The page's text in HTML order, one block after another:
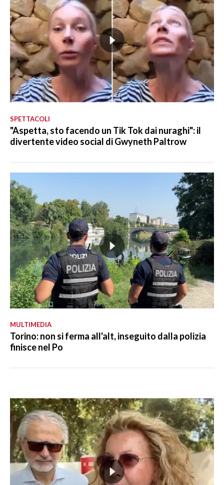
SPETTACOLI
"Aspetta, sto facendo un Tik Tok dai nuraghi": il
divertente video social di Gwyneth Paltrow
MULTIMEDIA
Torino: non si ferma all'alt, inseguito dalla polizia
finisce nel Po